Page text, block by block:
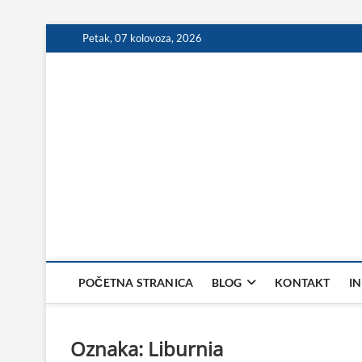
to
Petak, 07 kolovoza, 2026
POČETNA STRANICA BLOG KONTAKT
Oznaka: Liburnia